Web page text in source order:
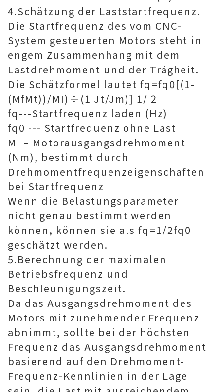
4.Schätzung der Laststartfrequenz.
Die Startfrequenz des vom CNC-
System gesteuerten Motors steht in
engem Zusammenhang mit dem
Lastdrehmoment und der Trägheit.
Die Schätzformel lautet fq=fq0[(1-
(MfMt))/MI)÷(1 Jt/Jm)] 1/ 2
fq---Startfrequenz laden (Hz)
fq0 --- Startfrequenz ohne Last
MI – Motorausgangsdrehmoment
(Nm), bestimmt durch
Drehmomentfrequenzeigenschaften
bei Startfrequenz
Wenn die Belastungsparameter
nicht genau bestimmt werden
können, können sie als fq=1/2fq0
geschätzt werden.
5.Berechnung der maximalen
Betriebsfrequenz und
Beschleunigungszeit.
Da das Ausgangsdrehmoment des
Motors mit zunehmender Frequenz
abnimmt, sollte bei der höchsten
Frequenz das Ausgangsdrehmoment
basierend auf den Drehmoment-
Frequenz-Kennlinien in der Lage